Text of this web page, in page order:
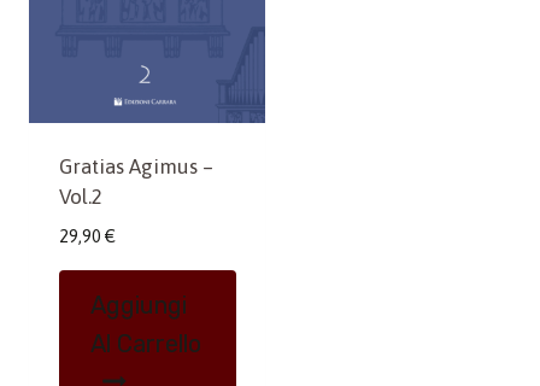
Gratias Agimus –
Vol.2
29,90 €
Aggiungi
Al Carrello